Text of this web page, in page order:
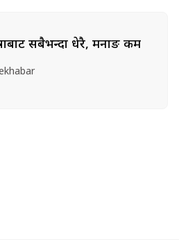
सबैभन्दा धेरै, मनाङ कम